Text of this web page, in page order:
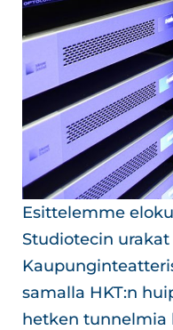
Esittelemme
Studiotecin
samalla HKT:n
hetken tunnelmia